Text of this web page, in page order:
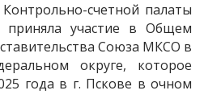
счетной палаты
приняла участие в Общем
Союза МКСО в
округе, которое
года в г. Пскове в очном